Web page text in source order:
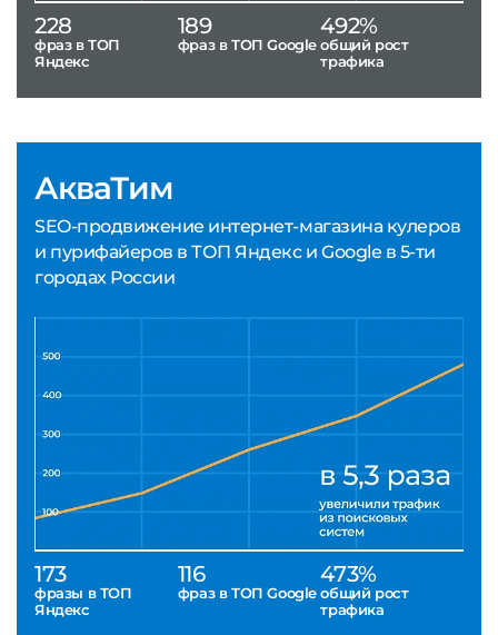
АкваТим
SEO-продвижение интернет-магазина кулеров
и пурифайеров в ТОП Яндекс и Google в 5-ти
городах России
173
фразы в ТОП
Яндекс
116
фраз в ТОП Google
473%
общий рост
трафика
228
фраз в ТОП
Яндекс
189
фраз в ТОП Google
492%
общий рост
трафика